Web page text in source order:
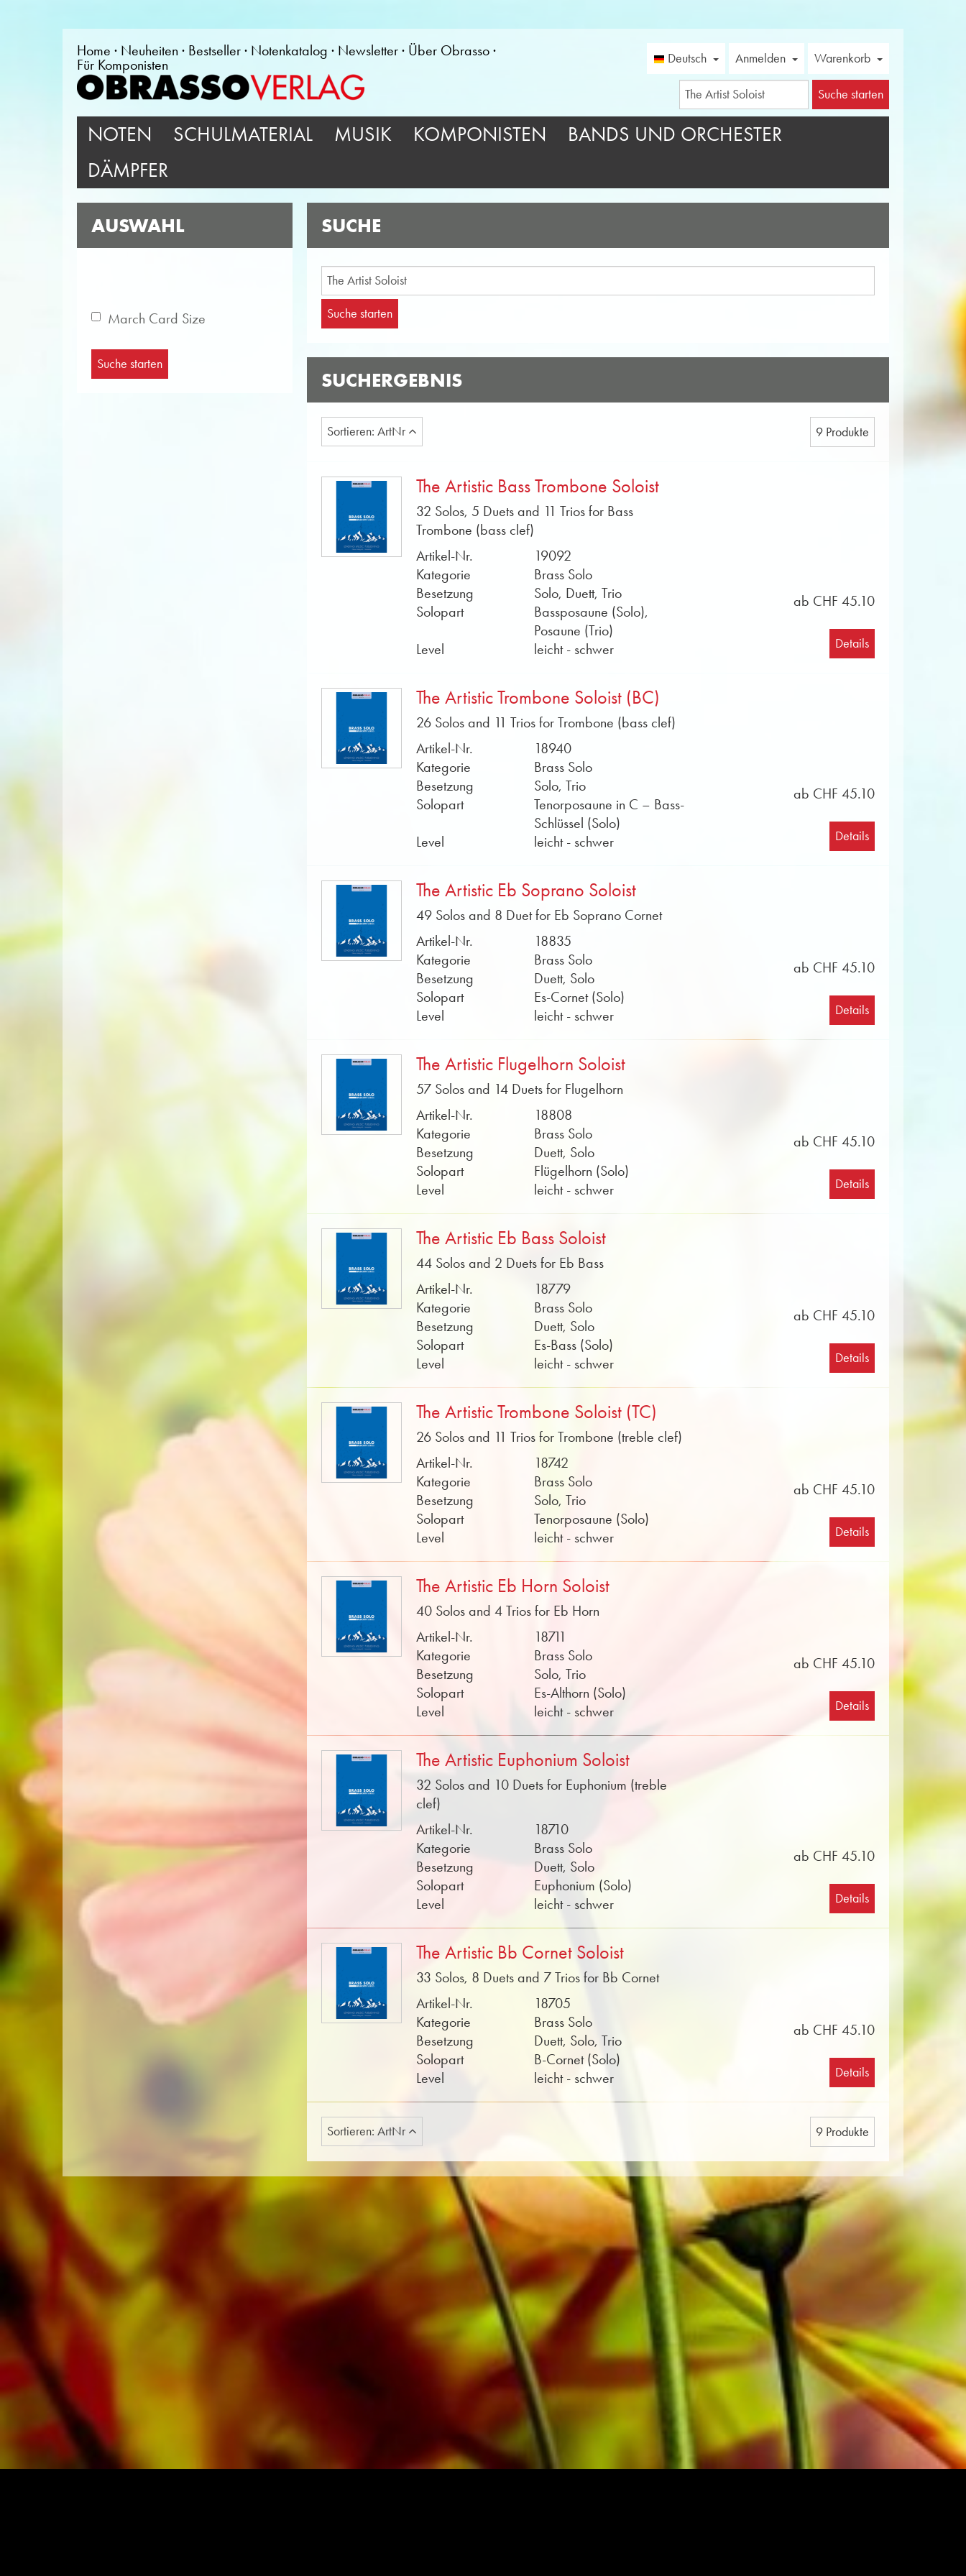
Home Neuheiten Bestseller Notenkatalog Newsletter
Über Obrasso
Für Komponisten
Deutsch Anmelden Warenkorb
Suche starten
NOTEN SCHULMATERIAL MUSIK KOMPONISTEN
BANDS UND ORCHESTER
DÄMPFER
AUSWAHL
March Card Size
SUCHE
Suche starten
SUCHERGEBNIS
Sortieren: ArtNr 9 Produkte
The Artistic Bass Trombone Soloist
32 Solos, 5 Duets and 11 Trios for Bass
Trombone (bass clef)
Artikel-Nr.
19092
Kategorie
Brass Solo
Besetzung
Solo, Duett, Trio
Solopart
Bassposaune (Solo),
Posaune (Trio)
Level
leicht - schwer
ab CHF 45.10
Details
The Artistic Trombone Soloist (BC)
26 Solos and 11 Trios for Trombone (bass clef)
Artikel-Nr.
18940
Kategorie
Brass Solo
Besetzung
Solo, Trio
Solopart
Tenorposaune in C – Bass-
Schlüssel (Solo)
Level
leicht - schwer
ab CHF 45.10
Details
The Artistic Eb Soprano Soloist
49 Solos and 8 Duet for Eb Soprano Cornet
Artikel-Nr.
18835
Kategorie
Brass Solo
Besetzung
Duett, Solo
Solopart
Es-Cornet (Solo)
Level
leicht - schwer
ab CHF 45.10
Details
The Artistic Flugelhorn Soloist
57 Solos and 14 Duets for Flugelhorn
Artikel-Nr.
18808
Kategorie
Brass Solo
Besetzung
Duett, Solo
Solopart
Flügelhorn (Solo)
Level
leicht - schwer
ab CHF 45.10
Details
The Artistic Eb Bass Soloist
44 Solos and 2 Duets for Eb Bass
Artikel-Nr.
18779
Kategorie
Brass Solo
Besetzung
Duett, Solo
Solopart
Es-Bass (Solo)
Level
leicht - schwer
ab CHF 45.10
Details
The Artistic Trombone Soloist (TC)
26 Solos and 11 Trios for Trombone (treble clef)
Artikel-Nr.
18742
Kategorie
Brass Solo
Besetzung
Solo, Trio
Solopart
Tenorposaune (Solo)
Level
leicht - schwer
ab CHF 45.10
Details
The Artistic Eb Horn Soloist
40 Solos and 4 Trios for Eb Horn
Artikel-Nr.
18711
Kategorie
Brass Solo
Besetzung
Solo, Trio
Solopart
Es-Althorn (Solo)
Level
leicht - schwer
ab CHF 45.10
Details
The Artistic Euphonium Soloist
32 Solos and 10 Duets for Euphonium (treble
clef)
Artikel-Nr.
18710
Kategorie
Brass Solo
Besetzung
Duett, Solo
Solopart
Euphonium (Solo)
Level
leicht - schwer
ab CHF 45.10
Details
The Artistic Bb Cornet Soloist
33 Solos, 8 Duets and 7 Trios for Bb Cornet
Artikel-Nr.
18705
Kategorie
Brass Solo
Besetzung
Duett, Solo, Trio
Solopart
B-Cornet (Solo)
Level
leicht - schwer
ab CHF 45.10
Details
Sortieren: ArtNr 9 Produkte